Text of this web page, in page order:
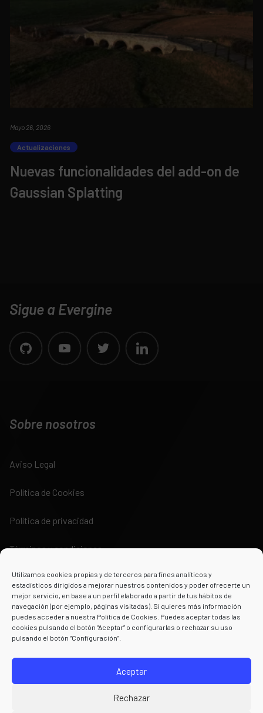
Utilizamos cookies propias y de terceros para fines analíticos y
estadísticos dirigidos a mejorar nuestros contenidos y poder ofrecerte un
mejor servicio, en base a un perfil elaborado a partir de tus hábitos de
navegación (por ejemplo, páginas visitadas). Si quieres más información
puedes acceder a nuestra Política de Cookies. Puedes aceptar todas las
cookies pulsando el botón “Aceptar” o configurarlas o rechazar su uso
pulsando el botón “Configuración”.
Aceptar
Rechazar
Mayo 26, 2026
Actualizaciones
Nuevas funcionalidades del add-on de
Gaussian Splatting
Sigue a Evergine
Sobre nosotros
Aviso Legal
Política de Cookies
Política de privacidad
Términos y condiciones
Powered by